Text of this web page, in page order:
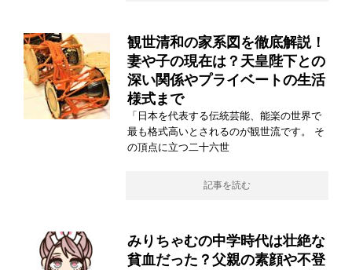
観世清和の家系図を徹底解説！
妻や子の現在は？天皇陛下との
深い関係やプライベートの生活
様式まで
「日本を代表する伝統芸能、能楽の世界で
最も格式高いとされるのが観世流です。 そ
の頂点に立つ二十六世
記事を読む
みりちゃむの中学時代は壮絶な
貧血だった？父親の素顔や不登